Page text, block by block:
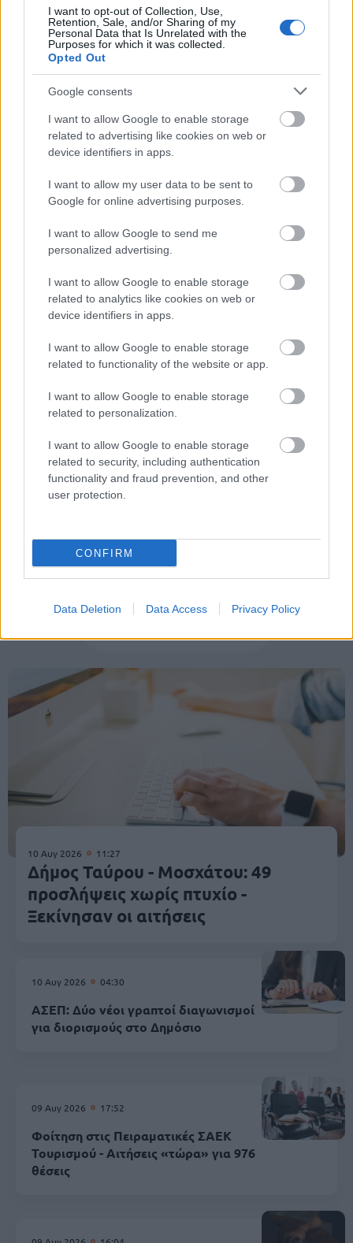
I want to opt-out of Collection, Use,
Retention, Sale, and/or Sharing of my
Personal Data that Is Unrelated with the
Purposes for which it was collected.
Opted Out
Google consents
I want to allow Google to enable storage
related to advertising like cookies on web or
device identifiers in apps.
I want to allow my user data to be sent to
Google for online advertising purposes.
I want to allow Google to send me
personalized advertising.
I want to allow Google to enable storage
related to analytics like cookies on web or
device identifiers in apps.
I want to allow Google to enable storage
related to functionality of the website or app.
I want to allow Google to enable storage
related to personalization.
I want to allow Google to enable storage
related to security, including authentication
functionality and fraud prevention, and other
user protection.
CONFIRM
Data Deletion Data Access Privacy Policy
μπορούν να κάνουν αίτηση σήμερα –
Voucher έως 600 ευρώ
ΑΣΕΠ: Δύο νέοι γραπτοί διαγωνισμοί
για διορισμούς στο Δημόσιο
Προσλήψεις στο Αρχαιολογικό
Πότε λήγουν οι αιτήσεις
Τι σημαίνει η λέξη «προσόρμιση»
Προσλήψεις σε Δήμους ΟΤΑ Αυτοδιοίκηση
10 Αυγ 2026 11:27
Δήμος Ταύρου - Μοσχάτου: 49
προσλήψεις χωρίς πτυχίο -
Ξεκίνησαν οι αιτήσεις
10 Αυγ 2026 04:30
ΑΣΕΠ: Δύο νέοι γραπτοί διαγωνισμοί
για διορισμούς στο Δημόσιο
09 Αυγ 2026 17:52
Φοίτηση στις Πειραματικές ΣΑΕΚ
Τουρισμού - Αιτήσεις «τώρα» για 976
θέσεις